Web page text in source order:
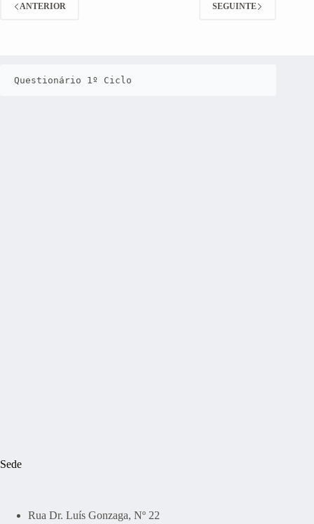
ANTERIOR SEGUINTE
Questionário 1º Ciclo
Sede
Rua Dr. Luís Gonzaga, Nº 22